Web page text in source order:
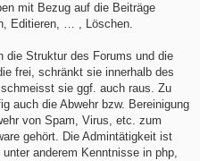
mit Bezug auf die Beiträge
Editieren, … , Löschen.
die Struktur des Forums und die
frei, schränkt sie innerhalb des
sie ggf. auch raus. Zu
auch die Abwehr bzw. Bereinigung
von Spam, Virus, etc. zum
gehört. Die Admintätigkeit ist
anderem Kenntnisse in php,